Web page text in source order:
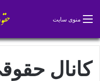
منوی سایت
کانال